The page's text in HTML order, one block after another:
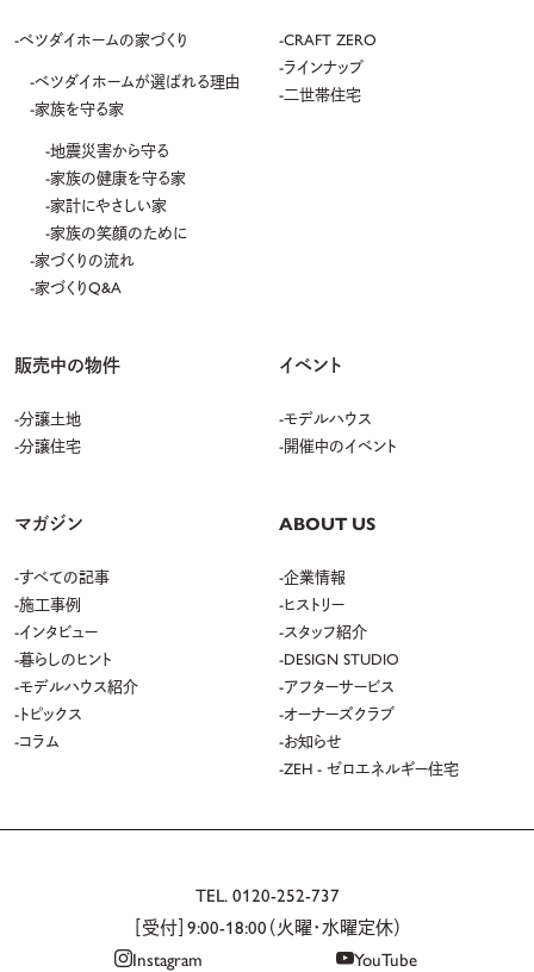
ベツダイホームの家づくり
ベツダイホームが選ばれる理由
家族を守る家
地震災害から守る
家族の健康を守る家
家計にやさしい家
家族の笑顔のために
家づくりの流れ
家づくりQ&A
CRAFT ZERO
ラインナップ
二世帯住宅
販売中の物件
分譲土地
分譲住宅
イベント
モデルハウス
開催中のイベント
マガジン
すべての記事
施工事例
インタビュー
暮らしのヒント
モデルハウス紹介
トピックス
コラム
ABOUT US
企業情報
ヒストリー
スタッフ紹介
DESIGN STUDIO
アフターサービス
オーナーズクラブ
お知らせ
ZEH - ゼロエネルギー住宅
TEL.0120-252-737
［受付］9:00-18:00（火曜・水曜定休）
Instagram
YouTube